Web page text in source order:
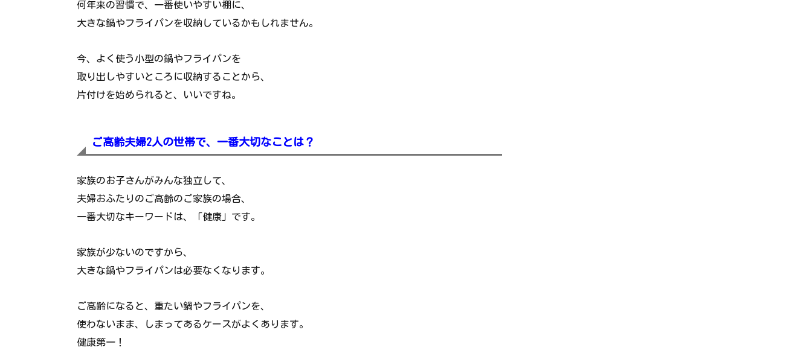
何年来の習慣で、一番使いやすい棚に、
大きな鍋やフライパンを収納しているかもしれません。
今、よく使う小型の鍋やフライパンを
取り出しやすいところに収納することから、
片付けを始められると、いいですね。
ご高齢夫婦2人の世帯で、一番大切なことは？
家族のお子さんがみんな独立して、
夫婦おふたりのご高齢のご家族の場合、
一番大切なキーワードは、「健康」です。
家族が少ないのですから、
大きな鍋やフライパンは必要なくなります。
ご高齢になると、重たい鍋やフライパンを、
使わないまま、しまってあるケースがよくあります。
健康第一！